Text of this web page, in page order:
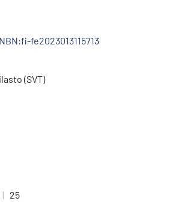
fe2023013115713
(SVT)
| 25